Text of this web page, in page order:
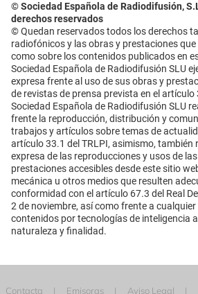
© Sociedad Española de Radiodifusión,
derechos reservados
© Quedan reservados todos los derechos
radiofónicos y las obras y prestaciones
como sobre los contenidos publicados en
Sociedad Española de Radiodifusión SLU
expresa frente al uso de sus obras y
de revistas de prensa prevista en el artículo
Sociedad Española de Radiodifusión SLU
frente la reproducción, distribución y
trabajos y artículos sobre temas de
artículo 33.1 del TRLPI, asimismo, también
expresa de las reproducciones y usos de
prestaciones accesibles desde este sitio
mecánica u otros medios que resulten
conformidad con el artículo 67.3 del Real
2 de noviembre, así como frente a
contenidos por tecnologías de inteligencia
naturaleza y finalidad.
Contacta Emisoras Aviso Legal